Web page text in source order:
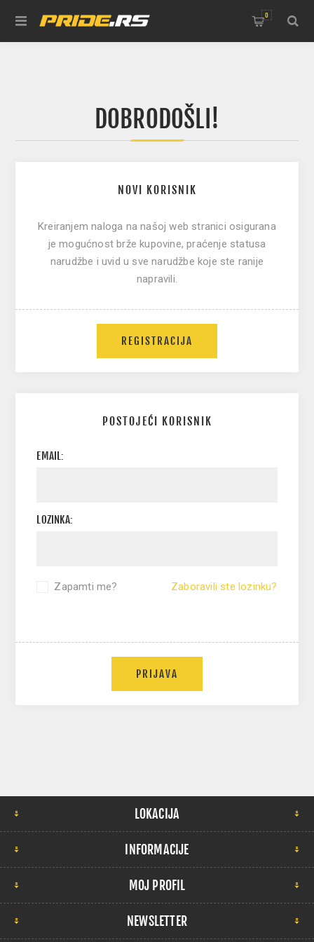
0
DOBRODOŠLI!
NOVI KORISNIK
Kreiranjem naloga na našoj web stranici osigurana
je mogućnost brže kupovine, praćenje statusa
narudžbe i uvid u sve narudžbe koje ste ranije
napravili.
POSTOJEĆI KORISNIK
EMAIL:
LOZINKA:
Zapamti me? Zaboravili ste lozinku?
LOKACIJA
INFORMACIJE
MOJ PROFIL
NEWSLETTER